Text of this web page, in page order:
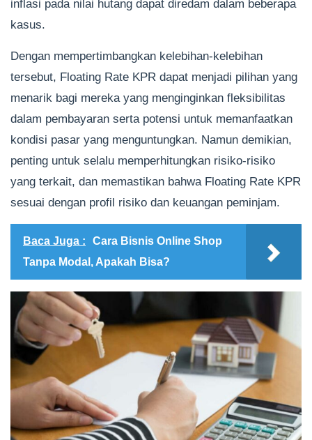
inflasi pada nilai hutang dapat diredam dalam beberapa
kasus.
Dengan mempertimbangkan kelebihan-kelebihan
tersebut, Floating Rate KPR dapat menjadi pilihan yang
menarik bagi mereka yang menginginkan fleksibilitas
dalam pembayaran serta potensi untuk memanfaatkan
kondisi pasar yang menguntungkan. Namun demikian,
penting untuk selalu memperhitungkan risiko-risiko
yang terkait, dan memastikan bahwa Floating Rate KPR
sesuai dengan profil risiko dan keuangan peminjam.
Baca Juga :
Cara Bisnis Online Shop
Tanpa Modal, Apakah Bisa?